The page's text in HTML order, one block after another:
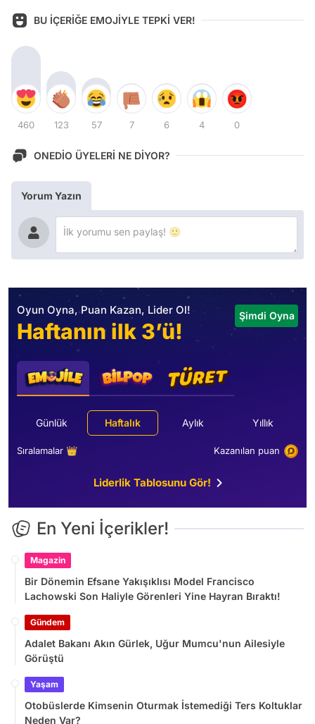
BU İÇERİĞE EMOJİYLE TEPKİ VER!
460 123 57 7 6 4 0
ONEDİO ÜYELERİ NE DİYOR?
Yorum Yazın
Oyun Oyna, Puan Kazan, Lider Ol!
Haftanın ilk 3’ü!
Şimdi Oyna
Günlük Haftalık Aylık Yıllık
Sıralamalar 👑 Kazanılan puan
Liderlik Tablosunu Gör!
En Yeni İçerikler!
Magazin
Bir Dönemin Efsane Yakışıklısı Model Francisco
Lachowski Son Haliyle Görenleri Yine Hayran Bıraktı!
Gündem
Adalet Bakanı Akın Gürlek, Uğur Mumcu'nun Ailesiyle
Görüştü
Yaşam
Otobüslerde Kimsenin Oturmak İstemediği Ters Koltuklar
Neden Var?